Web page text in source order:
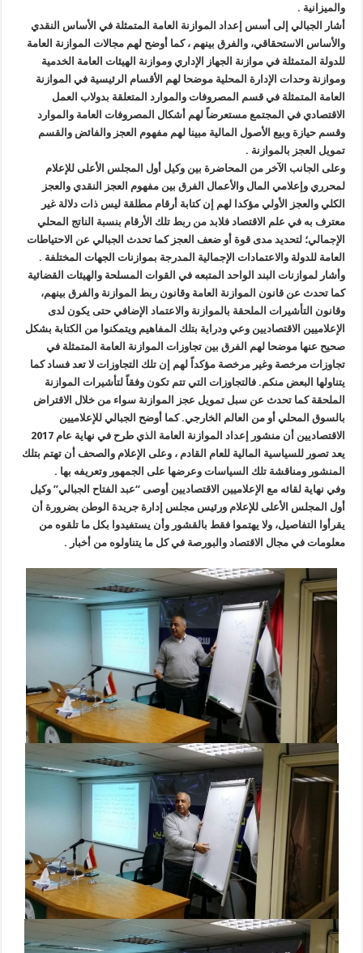
والميزانية .
أشار الجبالي إلى أسس إعداد الموازنة العامة المتمثلة في الأساس النقدي
والأساس الاستحقاقي، والفرق بينهم ، كما أوضح لهم مجالات الموازنة العامة
للدولة المتمثلة في موازنة الجهاز الإداري وموازنة الهيئات العامة الخدمية
وموازنة وحدات الإدارة المحلية موضحا لهم الأقسام الرئيسية في الموازنة
العامة المتمثلة في قسم المصروفات والموارد المتعلقة بدولاب العمل
الاقتصادي في المجتمع مستعرضاً لهم أشكال المصروفات العامة والموارد
وقسم حيازة وبيع الأصول المالية مبينا لهم مفهوم العجز والفائض والقسم
تمويل العجز بالموازنة .
وعلى الجانب الآخر من المحاضرة بين وكيل أول المجلس الأعلى للإعلام
لمحرري وإعلامي المال والأعمال الفرق بين مفهوم العجز النقدي والعجز
الكلي والعجز الأولي مؤكدا لهم إن كتابة أرقام مطلقة ليس ذات دلالة غير
معترف به في علم الاقتصاد فلابد من ربط تلك الأرقام بنسبة الناتج المحلي
الإجمالي؛ لتحديد مدى قوة أو ضعف العجز كما تحدث الجبالي عن الاحتياطات
العامة للدولة والاعتمادات الإجمالية المدرجة بموازنات الجهات المختلفة .
وأشار لموازنات البند الواحد المتبعه في القوات المسلحة والهيئات القضائية
كما تحدث عن قانون الموازنة العامة وقانون ربط الموازنة والفرق بينهم،
وقانون التأشيرات الملحقة بالموازنة والاعتماد الإضافي حتى يكون لدى
الإعلاميين الاقتصاديين وعي ودراية بتلك المفاهيم ويتمكنوا من الكتابة بشكل
صحيح عنها موضحا لهم الفرق بين تجاوزات الموازنة العامة المتمثلة في
تجاوزات مرخصة وغير مرخصة مؤكداً لهم إن تلك التجاوزات لا تعد فساد كما
يتناولها البعض منكم. فالتجاوزات التي تتم تكون وفقاً لتأشيرات الموازنة
الملحقة كما تحدث عن سبل تمويل عجز الموازنة سواء من خلال الاقتراض
بالسوق المحلي أو من العالم الخارجي. كما أوضح الجبالي للإعلاميين
الاقتصاديين أن منشور إعداد الموازنة العامة الذي طرح في نهاية عام 2017
يعد تصور للسياسية المالية للعام القادم ، وعلى الإعلام والصحف أن تهتم بتلك
المنشور ومناقشة تلك السياسات وعرضها على الجمهور وتعريفه بها .
وفي نهاية لقائه مع الإعلاميين الاقتصاديين أوصى “عبد الفتاح الجبالي” وكيل
أول المجلس الأعلى للإعلام ورئيس مجلس إدارة جريدة الوطن بضرورة أن
يقرأوا التفاصيل، ولا يهتموا فقط بالقشور وأن يستفيدوا بكل ما تلقوه من
معلومات في مجال الاقتصاد والبورصة في كل ما يتناولوه من أخبار .